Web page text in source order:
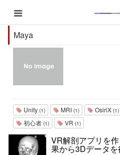
Maya
Unity (1) MRI (1) OsiriX (1)
初心者 (1) VR (1)
VR解剖アプリを
果から3Dデータを